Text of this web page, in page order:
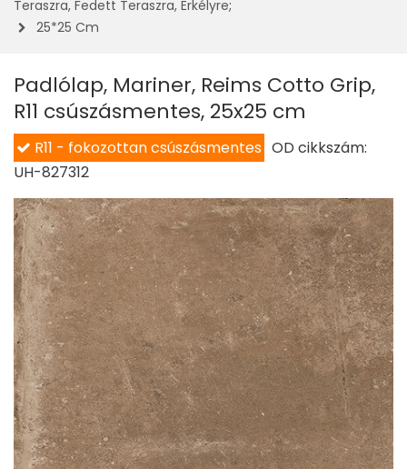
Teraszra, Fedett Teraszra, Erkélyre;
25*25 Cm
Padlólap, Mariner, Reims Cotto Grip,
R11 csúszásmentes, 25x25 cm
R11 - fokozottan csúszásmentes OD cikkszám:
UH-827312